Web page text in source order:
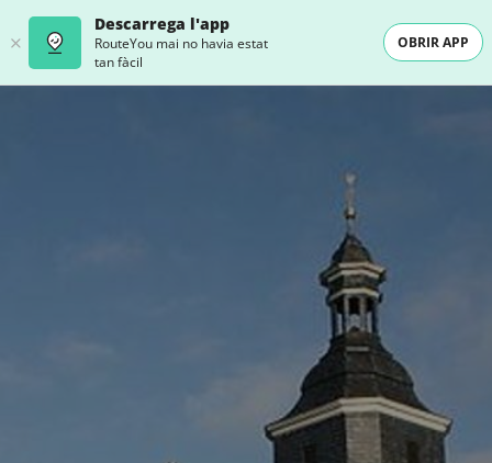
Descarrega l'app
RouteYou mai no havia estat
tan fàcil
OBRIR APP